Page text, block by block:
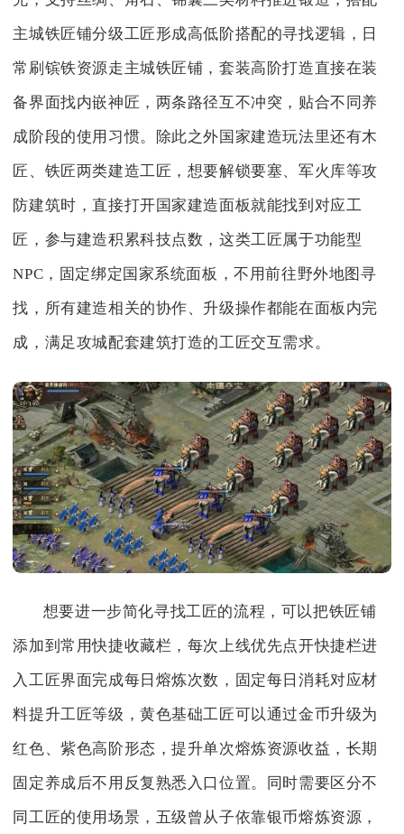
主城铁匠铺分级工匠形成高低阶搭配的寻找逻辑，日
常刷镔铁资源走主城铁匠铺，套装高阶打造直接在装
备界面找内嵌神匠，两条路径互不冲突，贴合不同养
成阶段的使用习惯。除此之外国家建造玩法里还有木
匠、铁匠两类建造工匠，想要解锁要塞、军火库等攻
防建筑时，直接打开国家建造面板就能找到对应工
匠，参与建造积累科技点数，这类工匠属于功能型
NPC，固定绑定国家系统面板，不用前往野外地图寻
找，所有建造相关的协作、升级操作都能在面板内完
成，满足攻城配套建筑打造的工匠交互需求。
想要进一步简化寻找工匠的流程，可以把铁匠铺
添加到常用快捷收藏栏，每次上线优先点开快捷栏进
入工匠界面完成每日熔炼次数，固定每日消耗对应材
料提升工匠等级，黄色基础工匠可以通过金币升级为
红色、紫色高阶形态，提升单次熔炼资源收益，长期
固定养成后不用反复熟悉入口位置。同时需要区分不
同工匠的使用场景，五级曾从子依靠银币熔炼资源，